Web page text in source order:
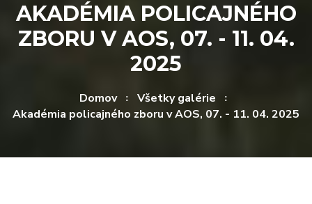
AKADÉMIA POLICAJNÉHO
ZBORU V AOS, 07. - 11. 04.
2025
Domov
Všetky galérie
Akadémia policajného zboru v AOS, 07. - 11. 04. 2025